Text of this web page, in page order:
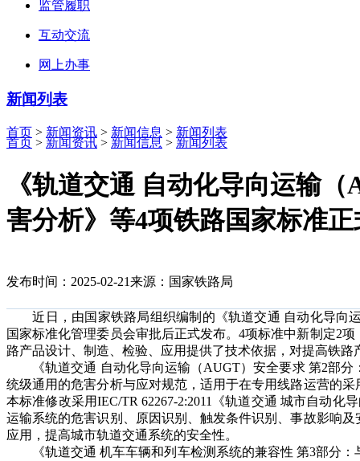
监管履职
互动交流
网上办事
新闻列表
首页 > 新闻资讯 > 新闻信息 > 新闻列表
首页 > 新闻资讯 > 新闻信息 > 新闻列表
《轨道交通 自动化导向运输
害分析》等4项铁路国家标准
发布时间：2025-02-21来源：国家铁路局
近日，由国家铁路局组织编制的《轨道交通 自动化导向
国家标准化管理委员会审批后正式发布。4项标准中新制定2
路产品设计、制造、检验、应用提供了技术依据，对提高铁路
《轨道交通 自动化导向运输（AUGT）安全要求 第2部分
统级通用的危害分析与应对规范，适用于在专用线路运营的
本标准修改采用IEC/TR 62267-2:2011《轨道交通 城市自动
运输系统的危害识别、原因识别、触发条件识别、事故影响
应用，提高城市轨道交通系统的安全性。
《轨道交通 机车车辆和列车检测系统的兼容性 第3部分：